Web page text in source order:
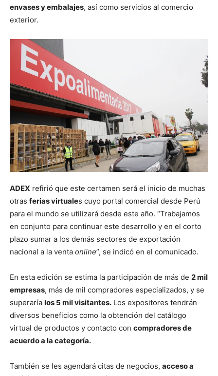
envases y embalajes, así como servicios al comercio
exterior.
ADEX refirió que este certamen será el inicio de muchas
otras ferias virtuales cuyo portal comercial desde Perú
para el mundo se utilizará desde este año. “Trabajamos
en conjunto para continuar este desarrollo y en el corto
plazo sumar a los demás sectores de exportación
nacional a la venta online”, se indicó en el comunicado.
En esta edición se estima la participación de más de 2 mil
empresas, más de mil compradores especializados, y se
superaría los 5 mil visitantes. Los expositores tendrán
diversos beneficios como la obtención del catálogo
virtual de productos y contacto con compradores de
acuerdo a la categoría.
También se les agendará citas de negocios, acceso a